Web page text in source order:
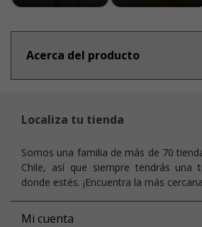
Acerca del producto
Localiza tu tienda
Somos una familia de más de 70
Chile, así que siempre tendrás una
donde estés. ¡Encuentra la más
Mi cuenta